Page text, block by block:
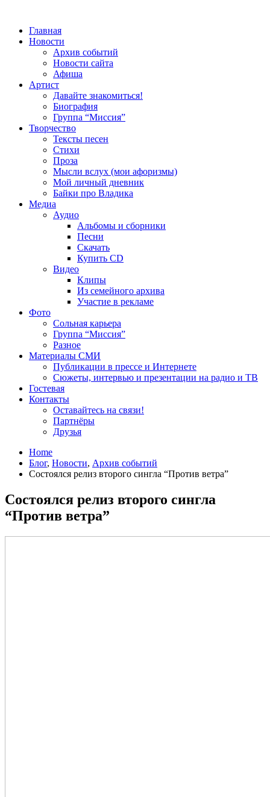
Главная
Новости
Архив событий
Новости сайта
Афиша
Артист
Давайте знакомиться!
Биография
Группа “Миссия”
Творчество
Тексты песен
Стихи
Проза
Мысли вслух (мои афоризмы)
Мой личный дневник
Байки про Владика
Медиа
Аудио
Альбомы и сборники
Песни
Скачать
Купить CD
Видео
Клипы
Из семейного архива
Участие в рекламе
Фото
Сольная карьера
Группа “Миссия”
Разное
Материалы СМИ
Публикации в прессе и Интернете
Сюжеты, интервью и презентации на радио и ТВ
Гостевая
Контакты
Оставайтесь на связи!
Партнёры
Друзья
Home
Блог, Новости, Архив событий
Cостоялся релиз второго сингла “Против ветра”
Cостоялся релиз второго сингла
“Против ветра”